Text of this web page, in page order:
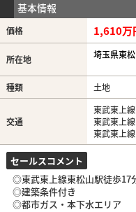
基本情報
価格 1,610万
所在地 埼玉県東
種類 土地
交通
東武東上
東武東上
東武東上
セールスコメント
◎東武東上線東松山駅徒歩17
◎建築条件付き
◎都市ガス・本下水エリア